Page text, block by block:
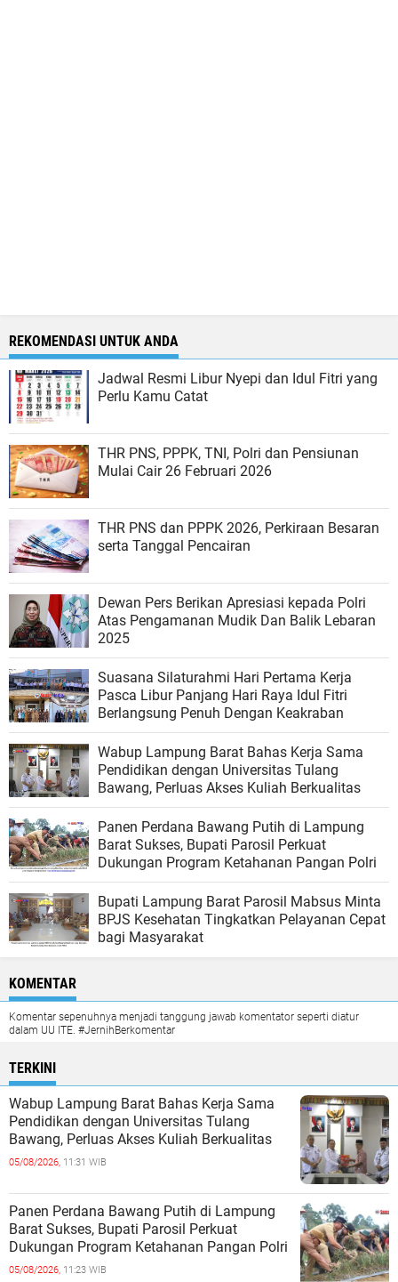
REKOMENDASI UNTUK ANDA
Jadwal Resmi Libur Nyepi dan Idul Fitri yang
Perlu Kamu Catat
THR PNS, PPPK, TNI, Polri dan Pensiunan
Mulai Cair 26 Februari 2026
THR PNS dan PPPK 2026, Perkiraan Besaran
serta Tanggal Pencairan
Dewan Pers Berikan Apresiasi kepada Polri
Atas Pengamanan Mudik Dan Balik Lebaran
2025
Suasana Silaturahmi Hari Pertama Kerja
Pasca Libur Panjang Hari Raya Idul Fitri
Berlangsung Penuh Dengan Keakraban
Wabup Lampung Barat Bahas Kerja Sama
Pendidikan dengan Universitas Tulang
Bawang, Perluas Akses Kuliah Berkualitas
Panen Perdana Bawang Putih di Lampung
Barat Sukses, Bupati Parosil Perkuat
Dukungan Program Ketahanan Pangan Polri
Bupati Lampung Barat Parosil Mabsus Minta
BPJS Kesehatan Tingkatkan Pelayanan Cepat
bagi Masyarakat
KOMENTAR
Komentar sepenuhnya menjadi tanggung jawab komentator seperti diatur
dalam UU ITE. #JernihBerkomentar
TERKINI
Wabup Lampung Barat Bahas Kerja Sama
Pendidikan dengan Universitas Tulang
Bawang, Perluas Akses Kuliah Berkualitas
05/08/2026, 11:31 WIB
Panen Perdana Bawang Putih di Lampung
Barat Sukses, Bupati Parosil Perkuat
Dukungan Program Ketahanan Pangan Polri
05/08/2026, 11:23 WIB